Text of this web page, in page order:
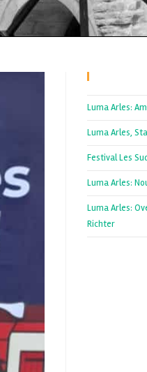
Luma Arles:
Luma Arles,
Festival Les
Luma Arles:
Luma Arles:
Richter